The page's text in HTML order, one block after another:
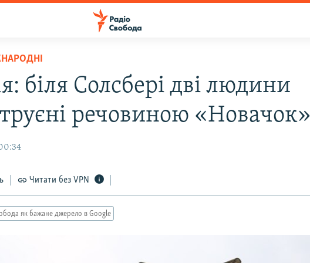
біля Солсбері дві людини
речовиною «Новачок»
Читати без VPN
як бажане джерело в Google